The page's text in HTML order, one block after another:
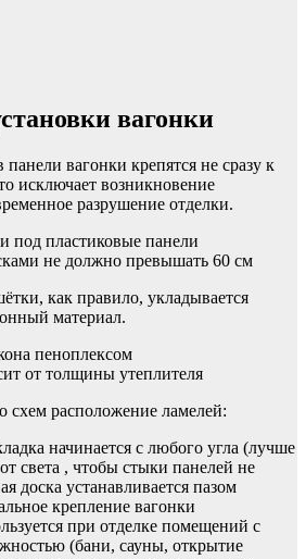
вагонки
вагонки крепятся не сразу к
исключает возникновение
разрушение отделки.
не должно превышать 60 см
как правило, укладывается
материал.
от толщины утеплителя
схем расположение ламелей:
начинается с любого угла (лучше
света , чтобы стыки панелей не
доска устанавливается пазом
при отделке помещений с
(бани, сауны, открытие